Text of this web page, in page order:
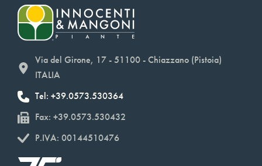
Via del Girone, 17 - 51100 - Chiazzano (Pistoia)
ITALIA
Tel: +39.0573.530364
Fax: +39.0573.530432
P.IVA: 00144510476